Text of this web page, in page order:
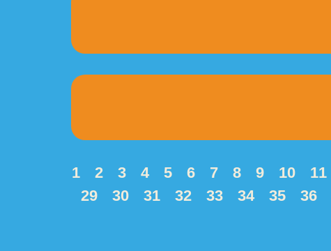
1 2 3 4 5 6 7 8 9 10 11
29
30 31 32 33 34 35 36